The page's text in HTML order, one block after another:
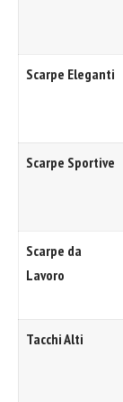
Scarpe Eleganti
Scarpe Sportive
Scarpe da
Lavoro
Tacchi Alti